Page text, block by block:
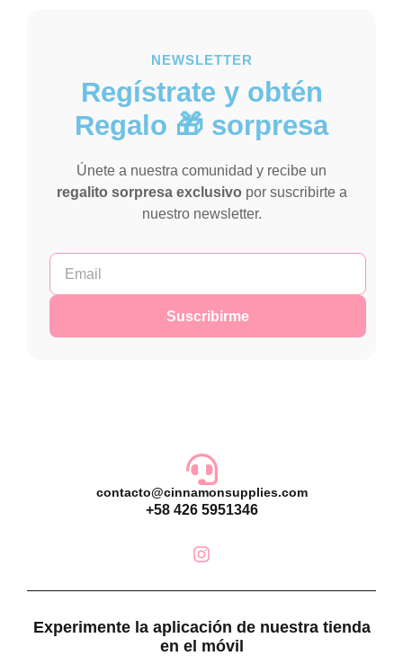
NEWSLETTER
Regístrate y obtén
Regalo 🎁 sorpresa
Únete a nuestra comunidad y recibe un
regalito sorpresa exclusivo por suscribirte a
nuestro newsletter.
Suscribirme
contacto@cinnamonsupplies.com
+58 426 5951346
Experimente la aplicación de nuestra tienda
en el móvil